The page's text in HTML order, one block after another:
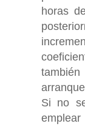
horas
Si no